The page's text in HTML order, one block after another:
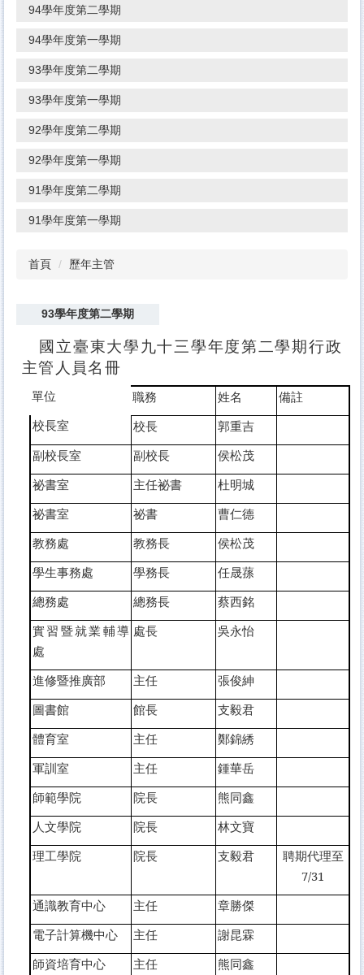
94學年度第二學期
94學年度第一學期
93學年度第二學期
93學年度第一學期
92學年度第二學期
92學年度第一學期
91學年度第二學期
91學年度第一學期
首頁 歷年主管
93學年度第二學期
國立臺東大學九十三學年度第二學期行政
主管人員名冊
單位 職務 姓名
備註
校長室
校長
郭重吉
副校長室
副校長
侯松茂
祕書室
主任祕書
杜明城
祕書室
祕書
曹仁德
教務處
教務長
侯松茂
學生事務處
學務長
任晟蓀
總務處
總務長
蔡西銘
實習暨就業輔導
處
處長 吳永怡
進修暨推廣部 主任
張俊紳
圖書館
館長
支毅君
體育室
主任
鄭錦綉
軍訓室
主任
鍾華岳
師範學院
院長
熊同鑫
人文學院
院長
林文寶
理工學院
院長 支毅君
聘期代理至
7/31
通識教育中心
主任
章勝傑
電子計算機中心
主任
謝昆霖
師資培育中心
主任 熊同鑫